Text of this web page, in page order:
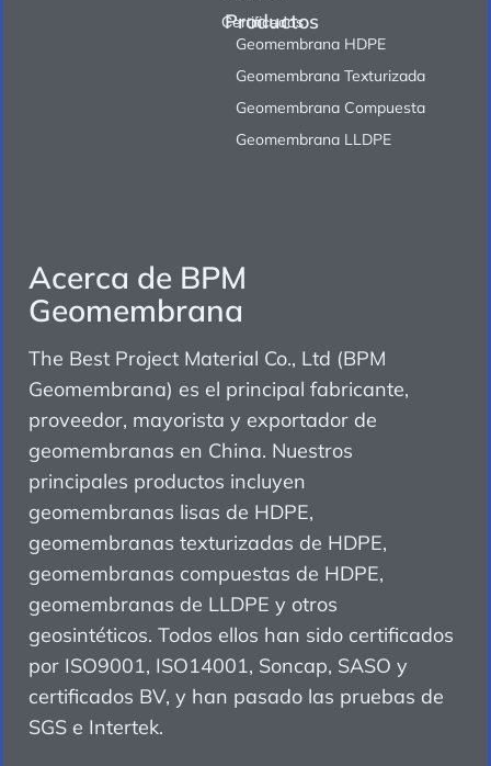
Acerca de BPM
Geomembrana
The Best Project Material Co., Ltd (BPM
Geomembrana) es el principal fabricante,
proveedor, mayorista y exportador de
geomembranas en China. Nuestros
principales productos incluyen
geomembranas lisas de HDPE,
geomembranas texturizadas de HDPE,
geomembranas compuestas de HDPE,
geomembranas de LLDPE y otros
geosintéticos. Todos ellos han sido certificados
por ISO9001, ISO14001, Soncap, SASO y
certificados BV, y han pasado las pruebas de
SGS e Intertek.
Certificados
Productos
Geomembrana HDPE
Geomembrana Texturizada
Geomembrana Compuesta
Geomembrana LLDPE